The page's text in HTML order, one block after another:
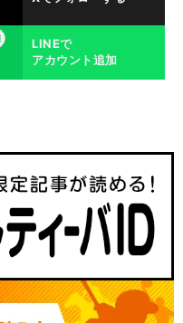
LINEで
アカウント追加